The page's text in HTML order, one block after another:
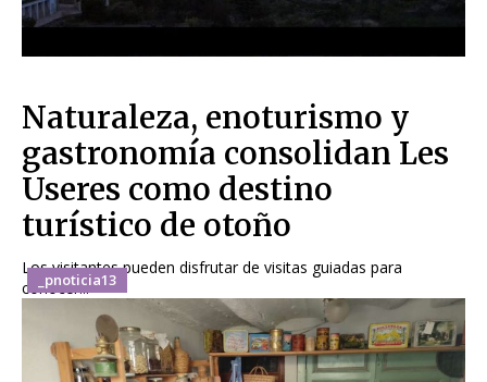
_pnoticia13
Naturaleza, enoturismo y
gastronomía consolidan Les
Useres como destino
turístico de otoño
Los visitantes pueden disfrutar de visitas guiadas para
conocer...